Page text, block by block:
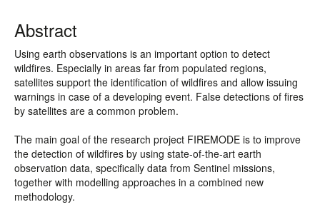
Abstract
Using earth observations is an important option to detect
wildfires. Especially in areas far from populated regions,
satellites support the identification of wildfires and allow issuing
warnings in case of a developing event. False detections of fires
by satellites are a common problem.
The main goal of the research project FIREMODE is to improve
the detection of wildfires by using state-of-the-art earth
observation data, specifically data from Sentinel missions,
together with modelling approaches in a combined new
methodology.